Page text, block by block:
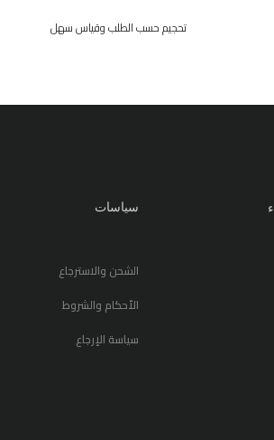
تحجيم حسب الطلب وقياس سهل
سياسات
الشحن والاسترجاع
الأحكام والشروط
سياسة الإرجاع